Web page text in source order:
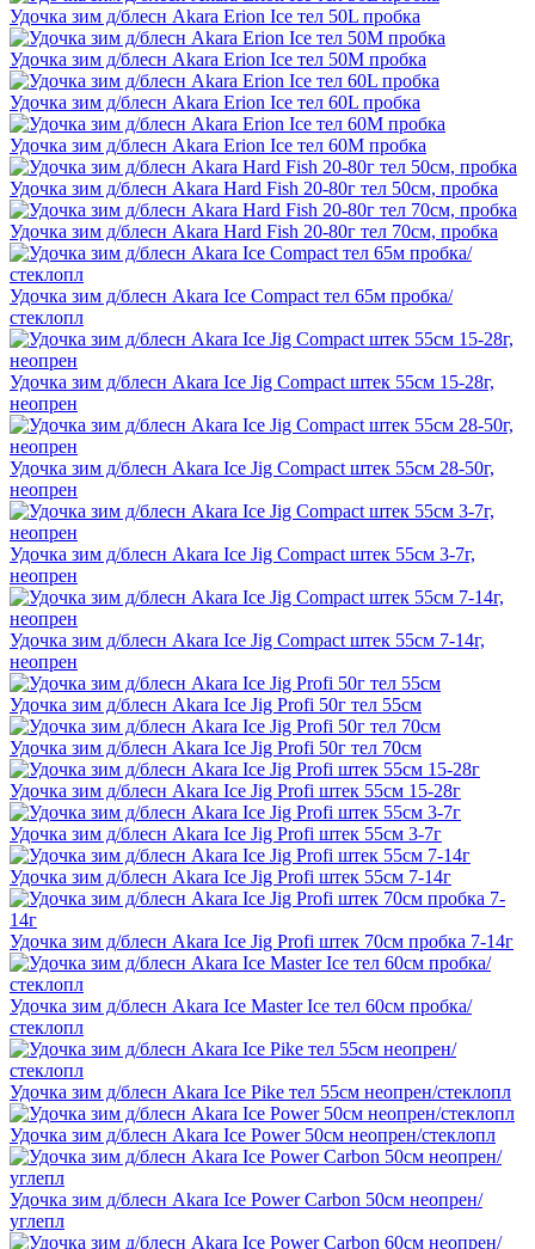
Удочка зим д/блесн Akara Erion Ice тел 50L пробка
Удочка зим д/блесн Akara Erion Ice тел 50M пробка
Удочка зим д/блесн Akara Erion Ice тел 60L пробка
Удочка зим д/блесн Akara Erion Ice тел 60M пробка
Удочка зим д/блесн Akara Hard Fish 20-80г тел 50см, пробка
Удочка зим д/блесн Akara Hard Fish 20-80г тел 70см, пробка
Удочка зим д/блесн Akara Ice Compact тел 65м пробка/
стеклопл
Удочка зим д/блесн Akara Ice Jig Compact штек 55см 15-28г,
неопрен
Удочка зим д/блесн Akara Ice Jig Compact штек 55см 28-50г,
неопрен
Удочка зим д/блесн Akara Ice Jig Compact штек 55см 3-7г,
неопрен
Удочка зим д/блесн Akara Ice Jig Compact штек 55см 7-14г,
неопрен
Удочка зим д/блесн Akara Ice Jig Profi 50г тел 55см
Удочка зим д/блесн Akara Ice Jig Profi 50г тел 70см
Удочка зим д/блесн Akara Ice Jig Profi штек 55см 15-28г
Удочка зим д/блесн Akara Ice Jig Profi штек 55см 3-7г
Удочка зим д/блесн Akara Ice Jig Profi штек 55см 7-14г
Удочка зим д/блесн Akara Ice Jig Profi штек 70см пробка 7-14г
Удочка зим д/блесн Akara Ice Master Ice тел 60см пробка/
стеклопл
Удочка зим д/блесн Akara Ice Pike тел 55см неопрен/стеклопл
Удочка зим д/блесн Akara Ice Power 50см неопрен/стеклопл
Удочка зим д/блесн Akara Ice Power Carbon 50см неопрен/
углепл